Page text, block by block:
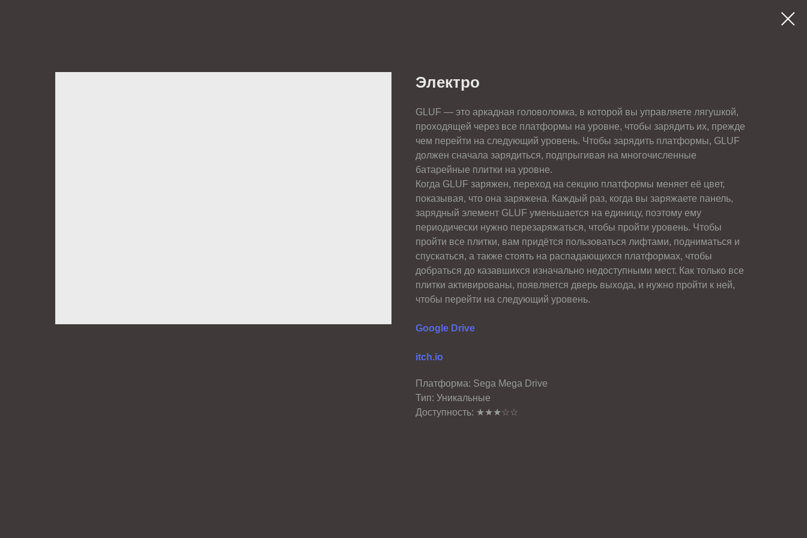
Электро
GLUF — это аркадная головоломка, в которой вы управляете лягушкой,
проходящей через все платформы на уровне, чтобы зарядить их, прежде
чем перейти на следующий уровень. Чтобы зарядить платформы, GLUF
должен сначала зарядиться, подпрыгивая на многочисленные
батарейные плитки на уровне.
Когда GLUF заряжен, переход на секцию платформы меняет её цвет,
показывая, что она заряжена. Каждый раз, когда вы заряжаете панель,
зарядный элемент GLUF уменьшается на единицу, поэтому ему
периодически нужно перезаряжаться, чтобы пройти уровень. Чтобы
пройти все плитки, вам придётся пользоваться лифтами, подниматься и
спускаться, а также стоять на распадающихся платформах, чтобы
добраться до казавшихся изначально недоступными мест. Как только все
плитки активированы, появляется дверь выхода, и нужно пройти к ней,
чтобы перейти на следующий уровень.
Google Drive
itch.io
Платформа: Sega Mega Drive
Тип: Уникальные
Доступность: ★★★☆☆